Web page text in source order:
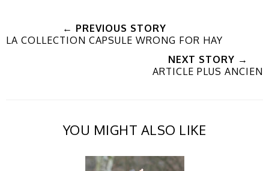
← PREVIOUS STORY
LA COLLECTION CAPSULE WRONG FOR HAY
NEXT STORY →
ARTICLE PLUS ANCIEN
YOU MIGHT ALSO LIKE